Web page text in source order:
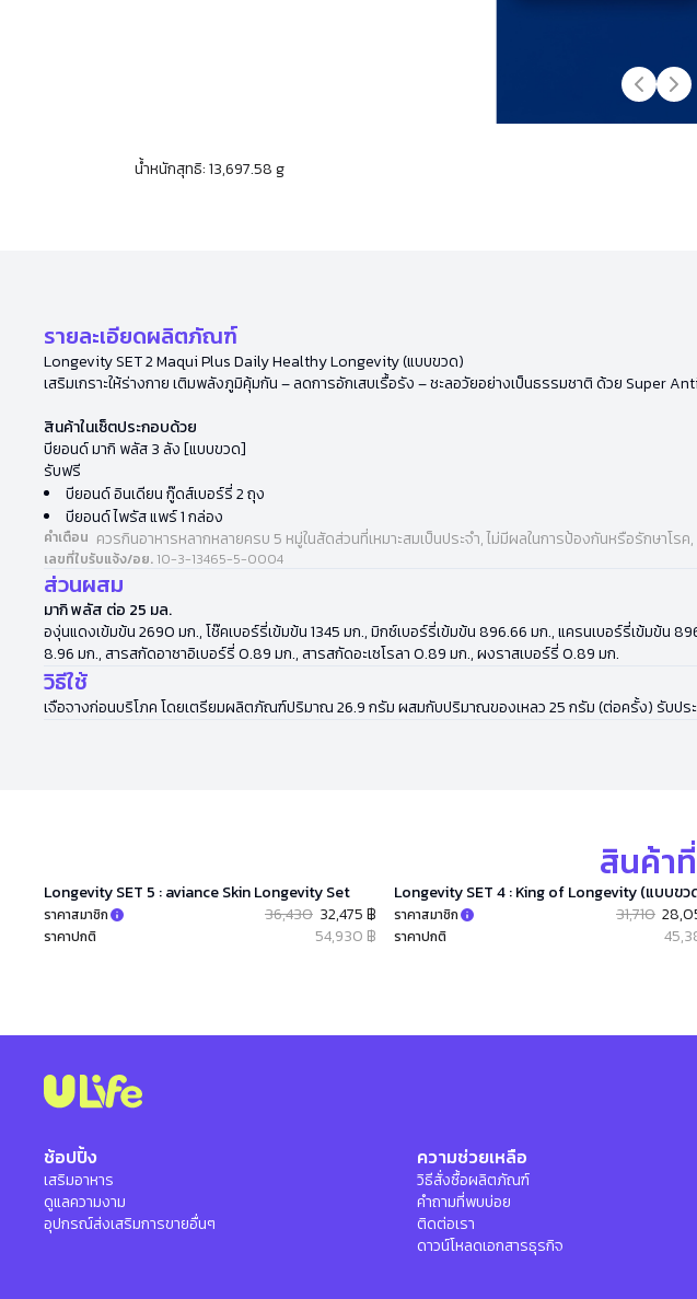
น้ำหนักสุทธิ: 13,697.58 g
รายละเอียดผลิตภัณฑ์
Longevity SET 2 Maqui Plus Daily Healthy Longevity (แบบขวด)
เสริมเกราะให้ร่างกาย เติมพลังภูมิคุ้มกัน – ลดการอักเสบเรื้อรัง – ชะลอวัยอย่างเป็นธรรมชาติ ด้วย Super
สินค้าในเซ็ตประกอบด้วย
บียอนด์ มากิ พลัส 3 ลัง [แบบขวด]
รับฟรี
บียอนด์ อินเดียน กู๊ดส์เบอร์รี่ 2 ถุง
บียอนด์ ไพรัส แพร์ 1 กล่อง
คำเตือน ควรกินอาหารหลากหลายครบ 5 หมู่ในสัดส่วนที่เหมาะสมเป็นประจำ, ไม่มีผลในการป้องกันหรือรักษาโร
เลขที่ใบรับแจ้ง/อย. 10-3-13465-5-0004
ส่วนผสม
มากิ พลัส ต่อ 25 มล.
องุ่นแดงเข้มข้น 2690 มก., โช๊คเบอร์รี่เข้มข้น 1345 มก., มิกซ์เบอร์รี่เข้มข้น 896.66 มก., แครนเบอร์รี่เข้มข้น
8.96 มก., สารสกัดอาซาอิเบอร์รี่ 0.89 มก., สารสกัดอะเซโรลา 0.89 มก., ผงราสเบอร์รี่ 0.89 มก.
วิธีใช้
เจือจางก่อนบริโภค โดยเตรียมผลิตภัณฑ์ปริมาณ 26.9 กรัม ผสมกับปริมาณของเหลว 25 กรัม (ต่อครั้ง) รับประ
สินค้า
Longevity SET 5 : aviance Skin Longevity Set
ราคาสมาชิก 36,430 32,475 ฿
ราคาปกติ 54,930 ฿
Longevity SET 4 : King of Longevity (แบบขว
ราคาสมาชิก 31,710
ราคาปกติ
ช้อปปิ้ง
เสริมอาหาร
ดูแลความงาม
อุปกรณ์ส่งเสริมการขายอื่นๆ
ความช่วยเหลือ
วิธีสั่งซื้อผลิตภัณฑ์
คำถามที่พบบ่อย
ติดต่อเรา
ดาวน์โหลดเอกสารธุรกิจ